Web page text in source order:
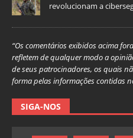
revolucionam a
“Os comentários exibidos acima
refletem de qualquer modo a
de seus patrocinadores, os quais
forma pelas informações contidas
SIGA-NOS